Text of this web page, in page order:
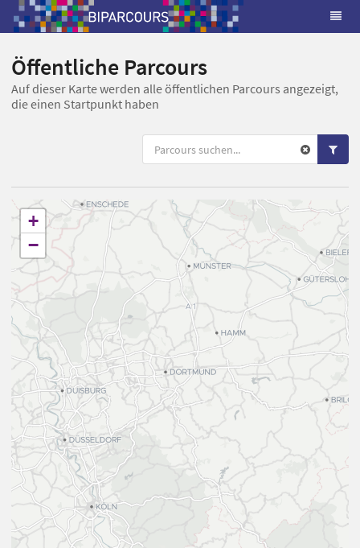
Öffentliche Parcours
Auf dieser Karte werden alle öffentlichen Parcours angezeigt,
die einen Startpunkt haben
+
−